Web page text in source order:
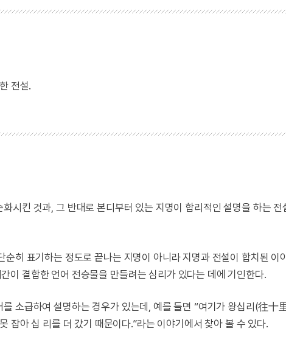
전설.
시킨 것과, 그 반대로 본디부터 있는 지명이 합리적인 설명을 하는 전
히 표기하는 정도로 끝나는 지명이 아니라 지명과 전설이 합치된 이
이 결합한 언어 전승물을 만들려는 심리가 있다는 데에 기인한다.
소급하여 설명하는 경우가 있는데, 예를 들면 “여기가 왕십리(往十
잡아 십 리를 더 갔기 때문이다.”라는 이야기에서 찾아 볼 수 있다.